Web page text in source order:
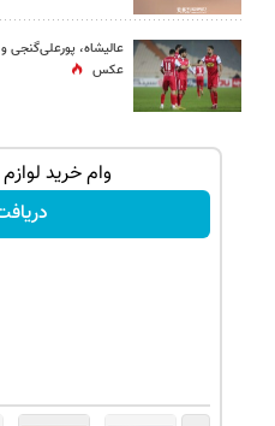
عالیشاه،
عکس
وام خرید